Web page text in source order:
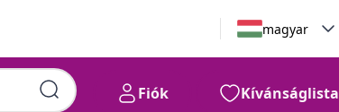
magyar
Fiók Kívánságlista